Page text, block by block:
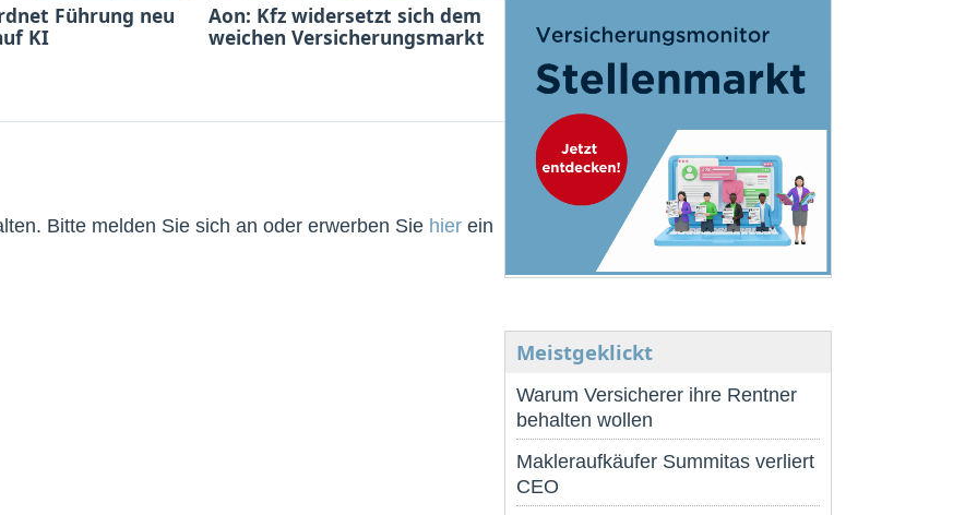
Führung neu
KI
Aon: Kfz widersetzt sich dem
weichen Versicherungsmarkt
Bitte melden Sie sich an oder erwerben Sie hier ein
Meistgeklickt
Warum Versicherer ihre Rentner
behalten wollen
Makleraufkäufer Summitas verliert
CEO